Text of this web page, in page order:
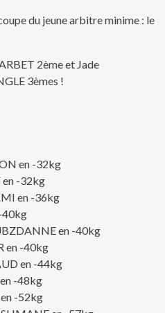
du jeune arbitre minime : le
2ème et Jade
3èmes !
en -32kg
en -32kg
en -36kg
40kg
en -40kg
en -40kg
en -44kg
-48kg
-52kg